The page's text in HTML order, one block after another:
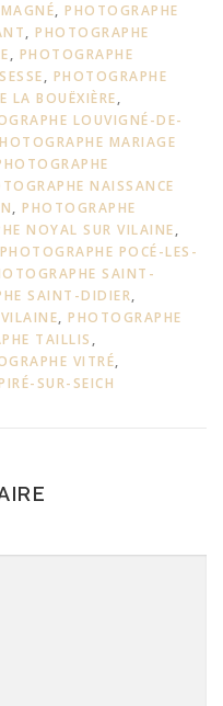
, PHOTOGRAPHE
, PHOTOGRAPHE
, PHOTOGRAPHE
, PHOTOGRAPHE
LA BOUËXIÈRE,
LOUVIGNÉ-DE-
MARIAGE
NAISSANCE
, PHOTOGRAPHE
NOYAL SUR VILAINE,
PHOTOGRAPHE POCÉ-LES-
SAINT-
SAINT-DIDIER,
, PHOTOGRAPHE
TAILLIS ,
VITRÉ,
SUR-SEICH